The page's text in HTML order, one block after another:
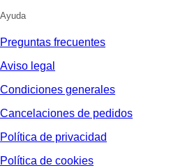
Ayuda
Preguntas frecuentes
Aviso legal
Condiciones generales
Cancelaciones de pedidos
Política de privacidad
Política de cookies